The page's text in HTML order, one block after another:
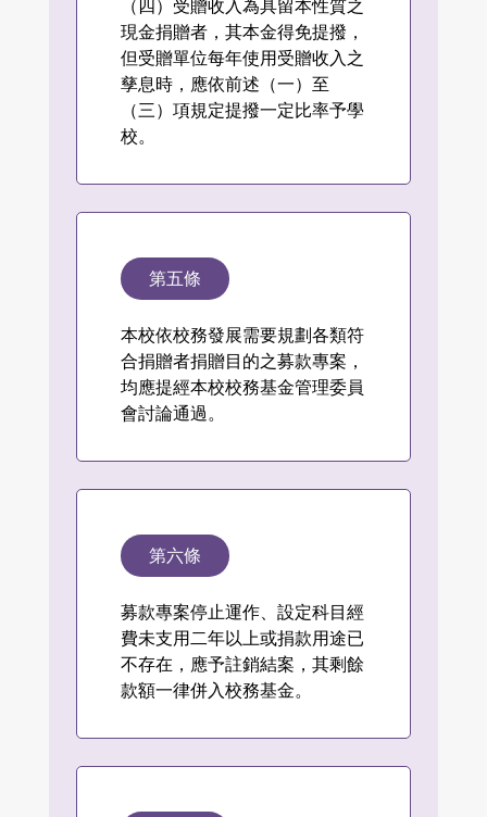
（四）受贈收入為具留本性質之
現金捐贈者，其本金得免提撥，
但受贈單位每年使用受贈收入之
孳息時，應依前述（一）至
（三）項規定提撥一定比率予學
校。
第五條
本校依校務發展需要規劃各類符
合捐贈者捐贈目的之募款專案，
均應提經本校校務基金管理委員
會討論通過。
第六條
募款專案停止運作、設定科目經
費未支用二年以上或捐款用途已
不存在，應予註銷結案，其剩餘
款額一律併入校務基金。